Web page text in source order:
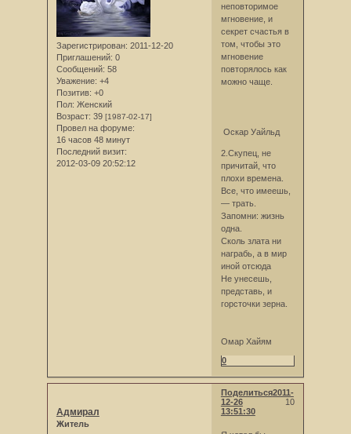
Зарегистрирован: 2011-12-20
Приглашений: 0
Сообщений: 58
Уважение: +4
Позитив: +0
Пол: Женский
Возраст: 39 [1987-02-17]
Провел на форуме:
16 часов 48 минут
Последний визит:
2012-03-09 20:52:12
неповторимое
мгновение, и
секрет счастья в
том, чтобы это
мгновение
повторялось как
можно чаще.
Оскар Уайльд
2.Скупец, не
причитай, что
плохи времена.
Все, что имеешь,
— трать.
Запомни: жизнь
одна.
Сколь злата ни
награбь, а в мир
иной отсюда
Не унесешь,
представь, и
горсточки зерна.
Омар Хайям
0
Поделиться
10
2011-
12-26
13:51:30
Адмирал
Житель